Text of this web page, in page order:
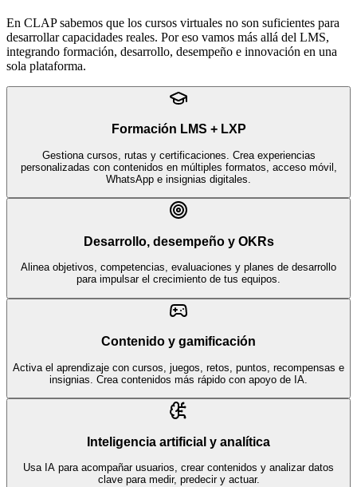
En CLAP sabemos que los cursos virtuales no son suficientes para
desarrollar capacidades reales. Por eso vamos más allá del LMS,
integrando formación, desarrollo, desempeño e innovación en una
sola plataforma.
Formación LMS + LXP
Gestiona cursos, rutas y certificaciones. Crea experiencias
personalizadas con contenidos en múltiples formatos, acceso móvil,
WhatsApp e insignias digitales.
Desarrollo, desempeño y OKRs
Alinea objetivos, competencias, evaluaciones y planes de desarrollo
para impulsar el crecimiento de tus equipos.
Contenido y gamificación
Activa el aprendizaje con cursos, juegos, retos, puntos, recompensas e
insignias. Crea contenidos más rápido con apoyo de IA.
Inteligencia artificial y analítica
Usa IA para acompañar usuarios, crear contenidos y analizar datos
clave para medir, predecir y actuar.